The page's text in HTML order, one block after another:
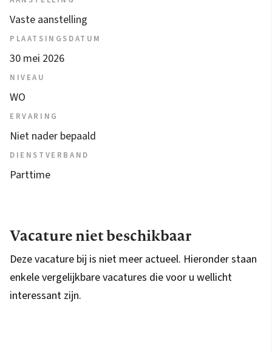
Vaste aanstelling
PLAATSINGSDATUM
30 mei 2026
NIVEAU
WO
ERVARING
Niet nader bepaald
DIENSTVERBAND
Parttime
Vacature niet beschikbaar
Deze vacature bij is niet meer actueel. Hieronder staan
enkele vergelijkbare vacatures die voor u wellicht
interessant zijn.